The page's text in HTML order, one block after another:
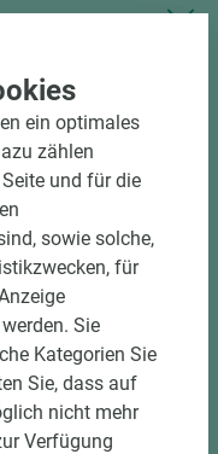
ein optimales
zählen
und für die
sowie solche,
für
Sie
Kategorien Sie
Sie, dass auf
nicht mehr
Verfügung